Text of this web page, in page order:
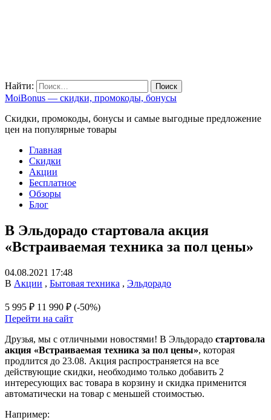
Найти:
MoiBonus — скидки, промокоды, бонусы
Скидки, промокоды, бонусы и самые выгодные предложение
цен на популярные товары
Главная
Скидки
Акции
Бесплатное
Обзоры
Блог
В Эльдорадо стартовала акция
«Встраиваемая техника за пол цены»
04.08.2021 17:48
В Акции , Бытовая техника , Эльдорадо
5 995 ₽ 11 990 ₽ (-50%)
Перейти на сайт
Друзья, мы с отличными новостями! В Эльдорадо стартовала
акция «Встраиваемая техника за пол цены», которая
продлится до 23.08. Акция распространяется на все
действующие скидки, необходимо только добавить 2
интересующих вас товара в корзину и скидка применится
автоматически на товар с меньшей стоимостью.
Например: